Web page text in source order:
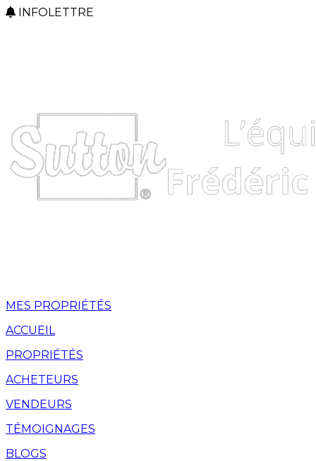
INFOLETTRE
MES PROPRIÉTÉS
ACCUEIL
PROPRIÉTÉS
ACHETEURS
VENDEURS
TÉMOIGNAGES
BLOGS